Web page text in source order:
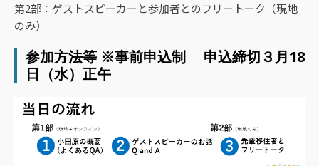
第2部：ゲストスピーカーと参加者とのフリートーク（現地
のみ）
参加方法等 ※事前申込制 申込締切３月18
日（水）正午